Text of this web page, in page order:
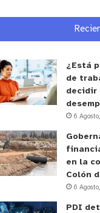
¿Está
de
decidir
6
en la
Colón
6
PDI